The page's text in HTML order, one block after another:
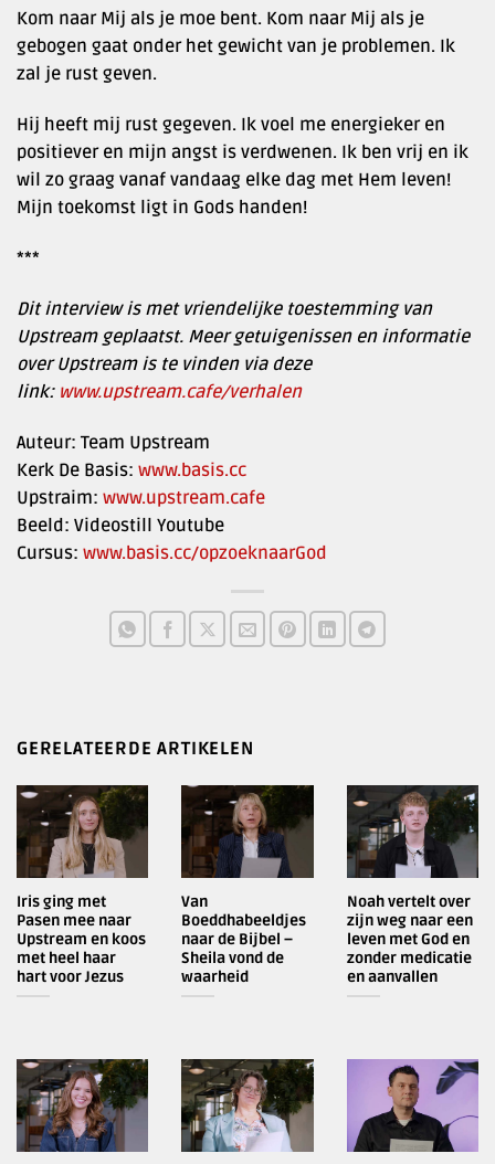
Kom naar Mij als je moe bent. Kom naar Mij als je
gebogen gaat onder het gewicht van je problemen. Ik
zal je rust geven.
Hij heeft mij rust gegeven. Ik voel me energieker en
positiever en mijn angst is verdwenen. Ik ben vrij en ik
wil zo graag vanaf vandaag elke dag met Hem leven!
Mijn toekomst ligt in Gods handen!
***
Dit interview is met vriendelijke toestemming van
Upstream geplaatst. Meer getuigenissen en informatie
over Upstream is te vinden via deze
link: www.upstream.cafe/verhalen
Auteur: Team Upstream
Kerk De Basis: www.basis.cc
Upstraim: www.upstream.cafe
Beeld: Videostill Youtube
Cursus: www.basis.cc/opzoeknaarGod
GERELATEERDE ARTIKELEN
Iris ging met
Pasen mee naar
Upstream en koos
met heel haar
hart voor Jezus
Van
Boeddhabeeldjes
naar de Bijbel –
Sheila vond de
waarheid
Noah vertelt over
zijn weg naar een
leven met God en
zonder medicatie
en aanvallen